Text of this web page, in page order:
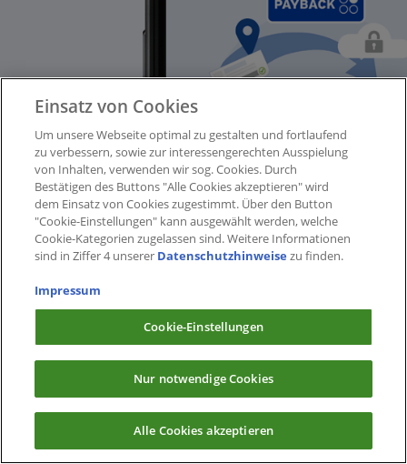
Einsatz von Cookies
Um unsere Webseite optimal zu gestalten und fortlaufend
zu verbessern, sowie zur interessengerechten Ausspielung
von Inhalten, verwenden wir sog. Cookies. Durch
Bestätigen des Buttons "Alle Cookies akzeptieren" wird
dem Einsatz von Cookies zugestimmt. Über den Button
"Cookie-Einstellungen" kann ausgewählt werden, welche
Cookie-Kategorien zugelassen sind. Weitere Informationen
sind in Ziffer 4 unserer Datenschutzhinweise zu finden.
Impressum
Cookie-Einstellungen
Nur notwendige Cookies
Alle Cookies akzeptieren